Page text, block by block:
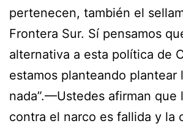
pertenecen, también el
Frontera Sur. Sí pensamos
alternativa a esta política de
estamos planteando plantear
nada”.—Ustedes afirman que
contra el narco es fallida y la